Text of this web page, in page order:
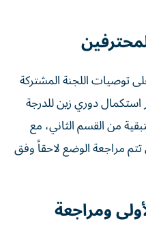
توصيات اللجنة المشتركة
دوري زين للدرجة
من القسم الثاني، مع
مراجعة الوضع لاحقاً وفق
ومراجعة